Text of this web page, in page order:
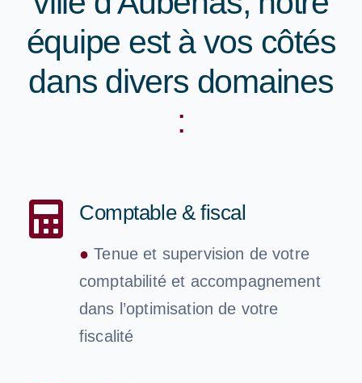
équipe est à vos côtés
dans divers domaines
:
Comptable & fiscal
● Tenue et supervision de votre
comptabilité et accompagnement
dans l’optimisation de votre
fiscalité